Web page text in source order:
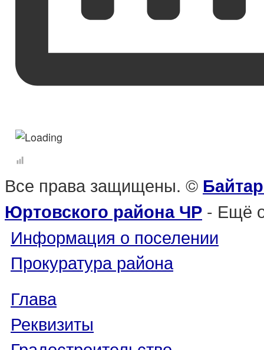
Все права защищены. ©
Юртовского района ЧР - Ещё
Информация о поселении
Прокуратура района
Глава
Реквизиты